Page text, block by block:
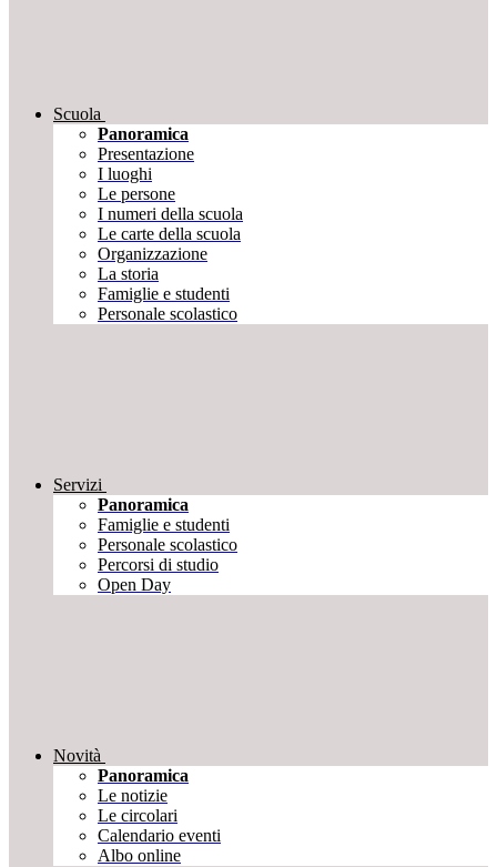
Scuola
Panoramica
Presentazione
I luoghi
Le persone
I numeri della scuola
Le carte della scuola
Organizzazione
La storia
Famiglie e studenti
Personale scolastico
Servizi
Panoramica
Famiglie e studenti
Personale scolastico
Percorsi di studio
Open Day
Novità
Panoramica
Le notizie
Le circolari
Calendario eventi
Albo online